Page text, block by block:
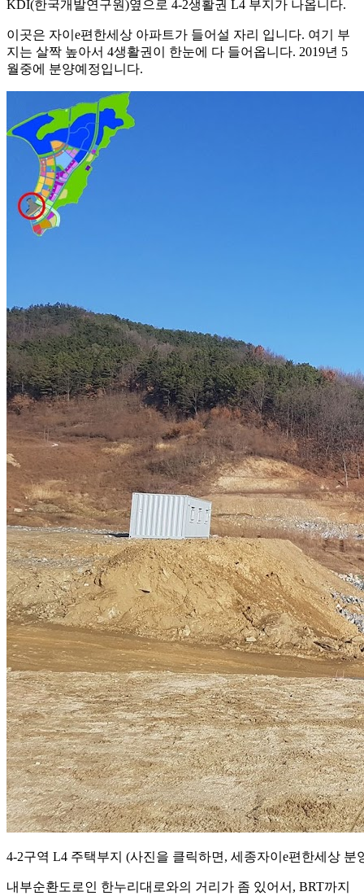
KDI(한국개발연구원)옆으로 4-2생활권 L4 부지가 나옵니다.
이곳은 자이e편한세상 아파트가 들어설 자리 입니다. 여기 부
지는 살짝 높아서 4생활권이 한눈에 다 들어옵니다. 2019년 5
월중에 분양예정입니다.
4-2구역 L4 주택부지 (사진을 클릭하면, 세종자이e편한세상 분
내부순환도로인 한누리대로와의 거리가 좀 있어서, BRT까지